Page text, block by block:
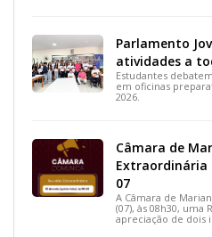
Parlamento
atividades a
Estudantes
em oficinas
2026.
Câmara de
07
A Câmara de
(07), às 08h30, uma
apreciação de dois
interesse do